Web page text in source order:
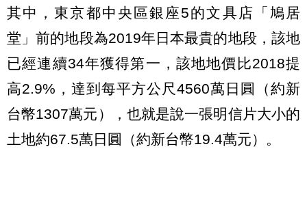
其中，東京都中央區銀座5的文具店「鳩居
堂」前的地段為2019年日本最貴的地段，該地
已經連續34年獲得第一，該地地價比2018提
高2.9%，達到每平方公尺4560萬日圓（約新
台幣1307萬元），也就是說一張明信片大小的
土地約67.5萬日圓（約新台幣19.4萬元）。